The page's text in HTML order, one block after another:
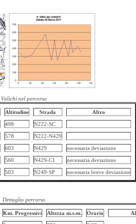
Valichi nel percorso
Altitudine Strada
Altro
498
N222-SC
578
N222-N429
603 N429
necessaria deviazione
560 N429-C1
necessaria deviazione
503 N249-SP necessaria breve deviazione
Dettaglio percorso
Km. Progressivi Altezza m.s.m. Orario